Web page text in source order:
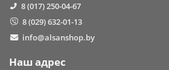
8 (017) 250-04-67
8 (029) 632-01-13
info@alsanshop.by
Наш адрес